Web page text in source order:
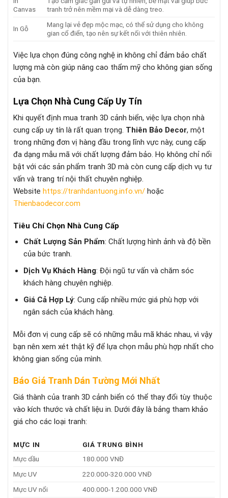
Canvas
tranh trở nên mềm mại và dễ dàng treo.
In Gỗ
Mang lại vẻ đẹp mộc mạc, có thể sử dụng cho không
gian cổ điển, tạo nên sự kết nối với thiên nhiên.
Việc lựa chọn đúng công nghệ in không chỉ đảm bảo chất
lượng mà còn giúp nâng cao thẩm mỹ cho không gian sống
của bạn.
Lựa Chọn Nhà Cung Cấp Uy Tín
Khi quyết định mua tranh 3D cảnh biển, việc lựa chọn nhà
cung cấp uy tín là rất quan trọng. Thiên Bảo Decor, một
trong những đơn vị hàng đầu trong lĩnh vực này, cung cấp
đa dạng mẫu mã với chất lượng đảm bảo. Họ không chỉ nổi
bật với các sản phẩm tranh 3D mà còn cung cấp dịch vụ tư
vấn và trang trí nội thất chuyên nghiệp.
Website https://tranhdantuong.info.vn/ hoặc
Thienbaodecor.com
Tiêu Chí Chọn Nhà Cung Cấp
Chất Lượng Sản Phẩm: Chất lượng hình ảnh và độ bền
của bức tranh.
Dịch Vụ Khách Hàng: Đội ngũ tư vấn và chăm sóc
khách hàng chuyên nghiệp.
Giá Cả Hợp Lý: Cung cấp nhiều mức giá phù hợp với
ngân sách của khách hàng.
Mỗi đơn vị cung cấp sẽ có những mẫu mã khác nhau, vì vậy
bạn nên xem xét thật kỹ để lựa chọn mẫu phù hợp nhất cho
không gian sống của mình.
Báo Giá Tranh Dán Tường Mới Nhất
Giá thành của tranh 3D cảnh biển có thể thay đổi tùy thuộc
vào kích thước và chất liệu in. Dưới đây là bảng tham khảo
giá cho các loại tranh:
MỰC IN
GIÁ TRUNG BÌNH
Mực dầu
180.000 VNĐ
Mực UV
220.000-320.000 VNĐ
Mực UV nổi
400.000-1.200.000 VNĐ